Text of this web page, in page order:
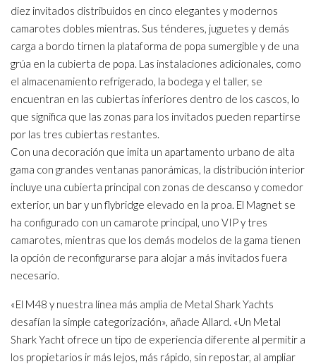
diez invitados distribuidos en cinco elegantes y modernos
camarotes dobles mientras. Sus ténderes, juguetes y demás
carga a bordo tirnen la plataforma de popa sumergible y de una
grúa en la cubierta de popa. Las instalaciones adicionales, como
el almacenamiento refrigerado, la bodega y el taller, se
encuentran en las cubiertas inferiores dentro de los cascos, lo
que significa que las zonas para los invitados pueden repartirse
por las tres cubiertas restantes.
Con una decoración que imita un apartamento urbano de alta
gama con grandes ventanas panorámicas, la distribución interior
incluye una cubierta principal con zonas de descanso y comedor
exterior, un bar y un flybridge elevado en la proa. El Magnet se
ha configurado con un camarote principal, uno VIP y tres
camarotes, mientras que los demás modelos de la gama tienen
la opción de reconfigurarse para alojar a más invitados fuera
necesario.
«El M48 y nuestra línea más amplia de Metal Shark Yachts
desafían la simple categorización», añade Allard. «Un Metal
Shark Yacht ofrece un tipo de experiencia diferente al permitir a
los propietarios ir más lejos, más rápido, sin repostar, al ampliar